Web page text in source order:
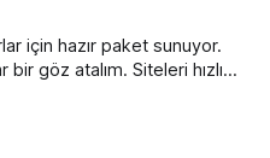
için hazır paket sunuyor.
Siteleri hızlı